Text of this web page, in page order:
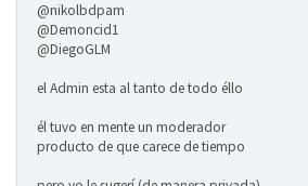
@nikolbdpam
@Demoncid1
@DiegoGLM
el Admin esta al tanto de todo éllo
él tuvo en mente un moderador
producto de que carece de tiempo
❄